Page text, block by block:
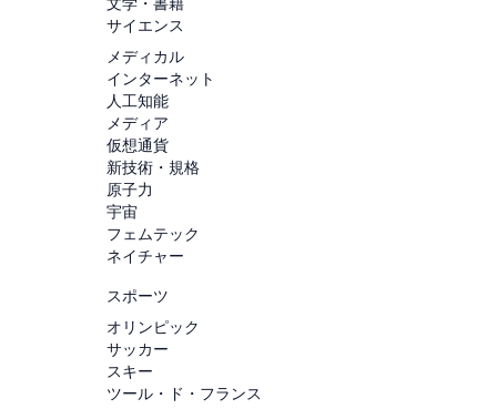
サイエンス
メディカル
インターネット
人工知能
メディア
仮想通貨
新技術・規格
原子力
宇宙
フェムテック
ネイチャー
スポーツ
オリンピック
サッカー
スキー
ツール・ド・フランス